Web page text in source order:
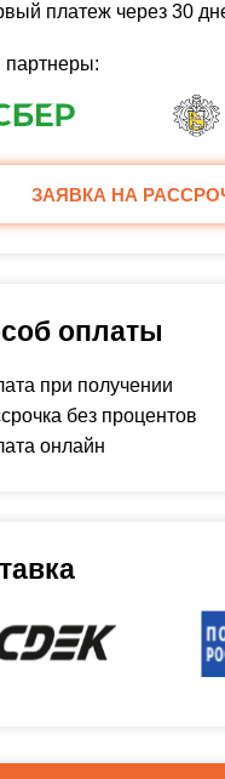
платеж через 30
партнеры:
ЗАЯВКА НА
оплаты
при получении
без процентов
онлайн